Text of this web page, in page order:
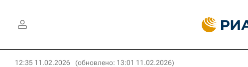
12:35 11.02.2026 (обновлено: 13:01 11.02.2026)